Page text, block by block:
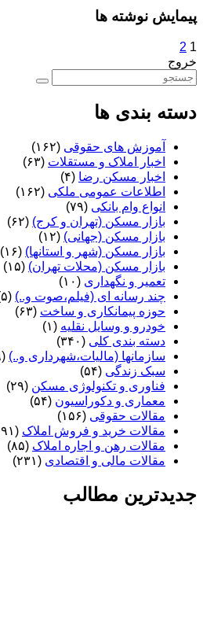
پیمایش نوشته ها
1
2
خروج
دسته بندی ها
آموزش های حقوقی (۱۶۲)
اخبار املاک و مستقلات (۶۳)
اخبار مسکن رضا (۴)
اطلاعات عمومی ملکی (۱۶۲)
انواع وام بانکی (۷۹)
بازار مسکن (تهران و کرج) (۶۲)
بازار مسکن (جهانی) (۱۲)
بازار مسکن (شهر و استانها) (۱۶)
بازار مسکن (محلات تهران) (۱۵)
تعمیر و نگهداری (۱۰)
چند رسانه ای (فیلم،صوت و..) (۵)
حوزه پیمانکاری و ساخت (۶۳)
خودرو و وسایل نقلیه (۱)
دسته بندی کلی (۳۴۰)
سازمانها (مالیات،شهرداری و..) (۳۹)
سبک زندگی (۵۴)
فناوری و تکنولوژی مسکن (۲۹)
معماری و دکوراسیون (۵۴)
مقالات حقوقی (۱۵۶)
مقالات خرید و فروش املاک (۱۹۱)
مقالات رهن و اجاره املاک (۸۵)
مقالات مالی و اقتصادی (۲۳۱)
جدیدترین مطالب